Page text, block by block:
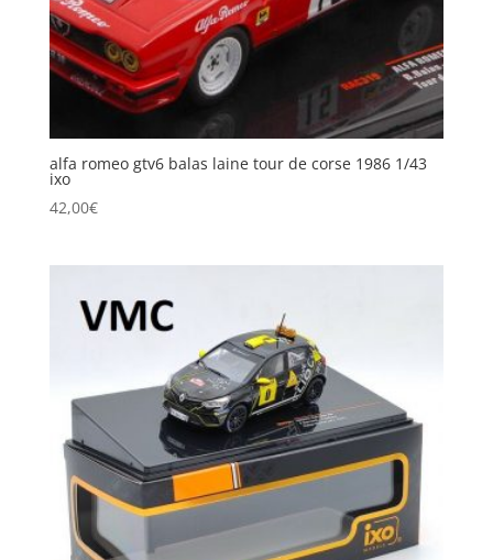
alfa romeo gtv6 balas laine tour de corse 1986 1/43
ixo
42,00€